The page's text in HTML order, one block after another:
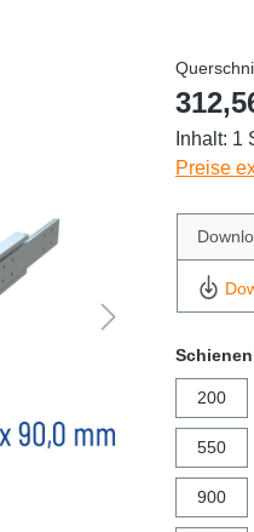
Inhalt: 1
Preise
200
550
900